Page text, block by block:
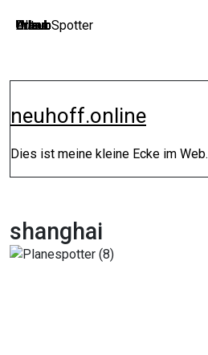
Inhalt
neuhoff.online
Dies ist meine kleine Ecke im Web.
shanghai
Plane Spotter
Urlaub
Urlaub
Urban
Urlaub
Urlaub
Auto
Urlaub
Urlaub
Urlaub
Urlaub
Urlaub